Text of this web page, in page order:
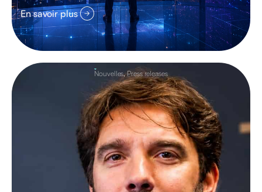
En savoir plus
Nouvelles,Press releases